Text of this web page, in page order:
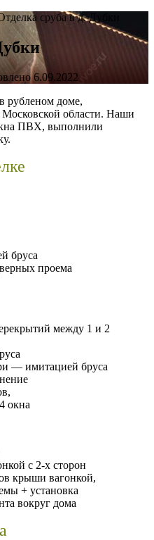
сруба в д. Дубки
6.09.2022
рубленом доме,
области. Наши
ПВХ, выполнили
бруса
проема
между 1 и 2
— имитацией бруса
окна
с 2-х сторон
крыши вагонкой,
+ установка
вокруг дома